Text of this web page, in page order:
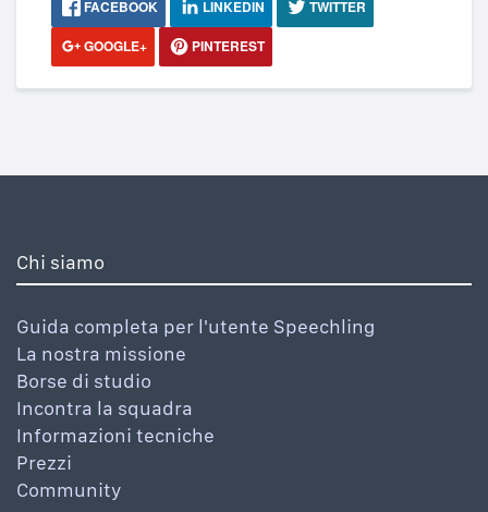
FACEBOOK LINKEDIN
TWITTER
GOOGLE+
PINTEREST
Chi siamo
Guida completa per l'utente Speechling
La nostra missione
Borse di studio
Incontra la squadra
Informazioni tecniche
Prezzi
Community